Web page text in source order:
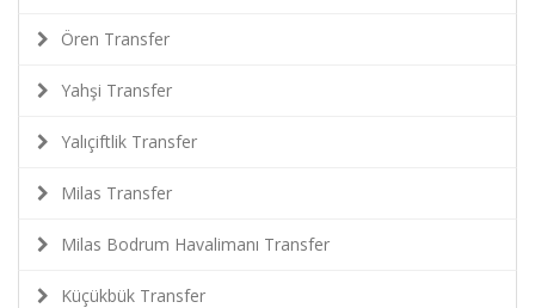
Ören Transfer
Yahşi Transfer
Yalıçiftlik Transfer
Milas Transfer
Milas Bodrum Havalimanı Transfer
Küçükbük Transfer